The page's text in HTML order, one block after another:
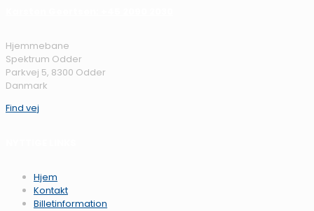
Hjemmebane
Spektrum Odder
Parkvej 5, 8300 Odder
Danmark
Find vej
Hjem
Kontakt
Billetinformation